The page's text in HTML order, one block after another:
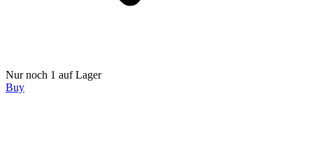
Nur noch 1 auf Lager
Buy